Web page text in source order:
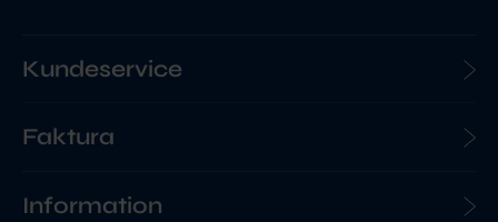
Kundeservice
Faktura
Information